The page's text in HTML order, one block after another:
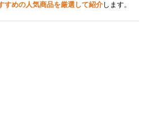
すめの人気商品を厳選して紹介します。